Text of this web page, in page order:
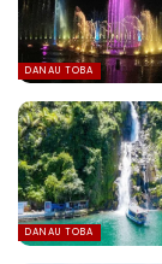
DANAU TOBA
DANAU TOBA